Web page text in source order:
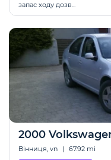
запас ходу дозв...
2000
Вінниця, vn | 67.92 mi